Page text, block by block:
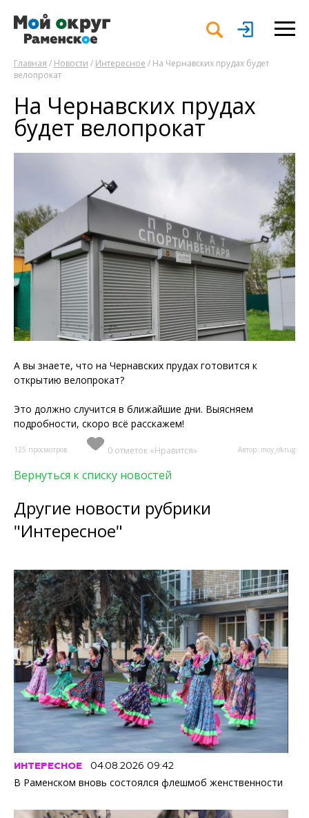
Главная / Новости / Интересное / На Чернавских прудах будет
велопрокат
На Чернавских прудах
будет велопрокат
А вы знаете, что на Чернавских прудах готовится к
открытию велопрокат?
Это должно случится в ближайшие дни. Выясняем
подробности, скоро всё расскажем!
125 просмотров 0 отметок «Нравится» Автор: moy_okrug
Вернуться к списку новостей
Другие новости рубрики
"Интересное"
ИНТЕРЕСНОЕ 04.08.2026 09:42
В Раменском вновь состоялся флешмоб женственности